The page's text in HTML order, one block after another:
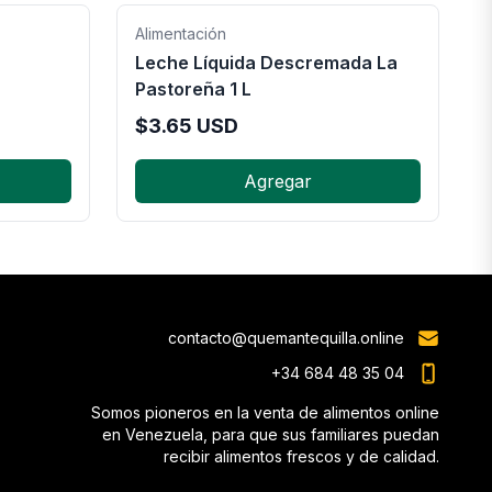
Alimentación
Leche Líquida Descremada La
Pastoreña 1 L
$3.65 USD
Agregar
contacto@quemantequilla.online
+34 684 48 35 04
Somos pioneros en la venta de alimentos online
en Venezuela, para que sus familiares puedan
recibir alimentos frescos y de calidad.